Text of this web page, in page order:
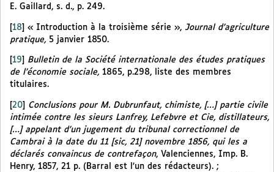
E. Gaillard, s. d., p. 249.
[18] « Introduction à la troisième série », Journal d’agriculture
pratique, 5 janvier 1850.
19
Bulletin de la Société internationale des études pratiques
de l’économie sociale, 1865, p.298, liste des membres
titulaires.
[20] Conclusions pour M. Dubrunfaut, chimiste, […] partie civile
intimée contre les sieurs Lanfrey, Lefebvre et Cie, distillateurs,
[…] appelant d’un jugement du tribunal correctionnel de
Cambrai à la date du 11 [sic, 21] novembre 1856, qui les a
déclarés convaincus de contrefaçon, Valenciennes, Imp. B.
Henry, 1857, 21 p. (Barral est l’un des rédacteurs). ;